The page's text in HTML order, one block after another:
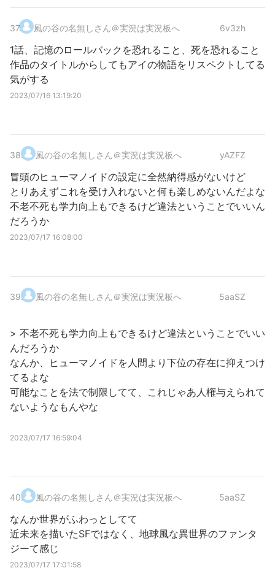
37. 風の谷の名無しさん＠実況は実況板へ 6v3zh
1話、記憶のロールバックを恐れること、死を恐れること
作品のタイトルからしてもアイの物語をリスペクトしてる
気がする
2023/07/16 13:19:20
38. 風の谷の名無しさん＠実況は実況板へ yAZFZ
冒頭のヒューマノイドの設定に全然納得感がないけど
とりあえずこれを受け入れないと何も楽しめないんだよな
不老不死も学力向上もできるけど違法ということでいいん
だろうか
2023/07/17 16:08:00
39. 風の谷の名無しさん＠実況は実況板へ 5aaSZ
> 不老不死も学力向上もできるけど違法ということでいい
んだろうか
なんか、ヒューマノイドを人間より下位の存在に抑えつけ
てるよな
可能なことを法で制限してて、これじゃあ人権与えられて
ないようなもんやな
2023/07/17 16:59:04
40. 風の谷の名無しさん＠実況は実況板へ 5aaSZ
なんか世界がふわっとしてて
近未来を描いたSFではなく、地球風な異世界のファンタ
ジーて感じ
2023/07/17 17:01:58